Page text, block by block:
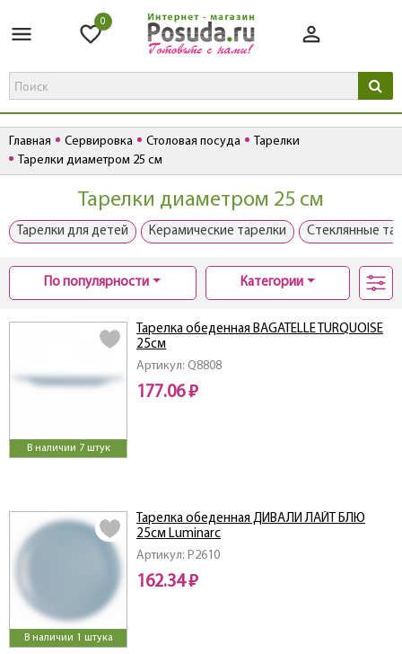
0
Главная Сервировка Столовая посуда
Тарелки
Тарелки диаметром 25 см
Тарелки диаметром 25 см
Тарелки для детей Керамические тарелки Стеклянные
По популярности Категории
В наличии 7 штук
Артикул: Q8808
Тарелка обеденная BAGATELLE TURQUOISE
25см
177.06 ₽
В наличии 1 штука
Артикул: P2610
Тарелка обеденная ДИВАЛИ ЛАЙТ БЛЮ
25см Luminarc
162.34 ₽